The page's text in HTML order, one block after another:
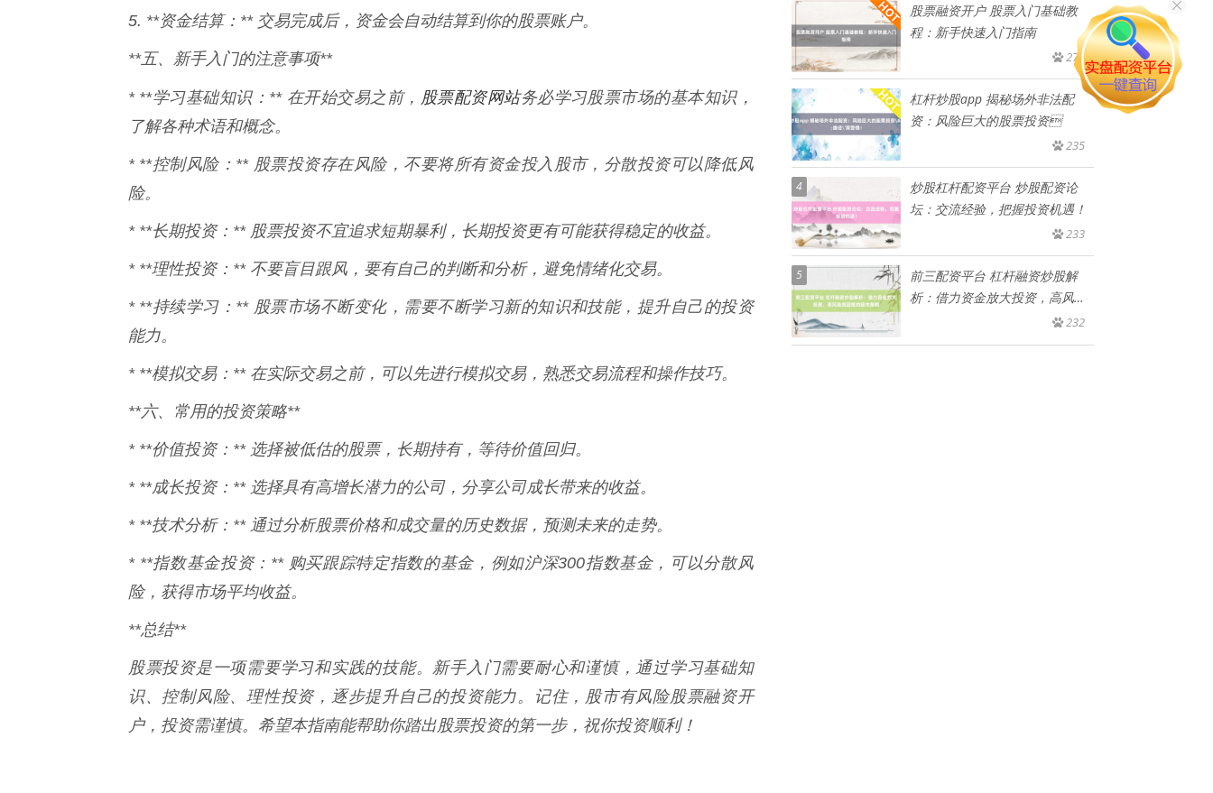
5. **资金结算：** 交易完成后，资金会自动结算到你的股票账户。
**五、新手入门的注意事项**
* **学习基础知识：** 在开始交易之前， 股票配资网站务必学习股票市场的基本知识，
了解各种术语和概念。
* **控制风险：** 股票投资存在风险，不要将所有资金投入股市，分散投资可以降低风
险。
* **长期投资：** 股票投资不宜追求短期暴利，长期投资更有可能获得稳定的收益。
* **理性投资：** 不要盲目跟风，要有自己的判断和分析，避免情绪化交易。
* **持续学习：** 股票市场不断变化，需要不断学习新的知识和技能，提升自己的投资
能力。
* **模拟交易：** 在实际交易之前，可以先进行模拟交易，熟悉交易流程和操作技巧。
**六、常用的投资策略**
* **价值投资：** 选择被低估的股票，长期持有，等待价值回归。
* **成长投资：** 选择具有高增长潜力的公司，分享公司成长带来的收益。
* **技术分析：** 通过分析股票价格和成交量的历史数据，预测未来的走势。
* **指数基金投资：** 购买跟踪特定指数的基金，例如沪深300指数基金，可以分散风
险，获得市场平均收益。
**总结**
股票投资是一项需要学习和实践的技能。新手入门需要耐心和谨慎，通过学习基础知
识、控制风险、理性投资，逐步提升自己的投资能力。记住，股市有风险股票融资开
户，投资需谨慎。希望本指南能帮助你踏出股票投资的第一步，祝你投资顺利！
股票融资开户 股票入门基础教
程：新手快速入门指南
270
杠杆炒股app 揭秘场外非法配
资：风险巨大的股票投资
235
4
炒股杠杆配资平台 炒股配资论
坛：交流经验，把握投资机遇！
233
5
前三配资平台 杠杆融资炒股解
析：借力资金放大投资，高风险
232